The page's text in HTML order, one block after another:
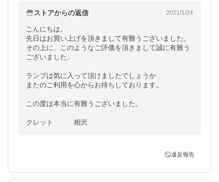
ストアからの返信 2021/1/24
こんにちは。
先日はお買い上げを頂きまして有難うございました。
その上に、このようなご評価を頂きまして誠に有難う
ございました。
ランプは気に入って頂けましたでしょうか
またのご利用を心からお待ちしております。
この度は本当に有難うございました。
クレット　　　相沢
違反報告